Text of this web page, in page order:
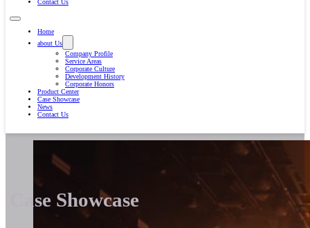
Contact Us
Home
about Us
Company Profile
Service Areas
Corporate Culture
Development History
Corporate Honors
Product Center
Case Showcase
News
Contact Us
Case Showcase